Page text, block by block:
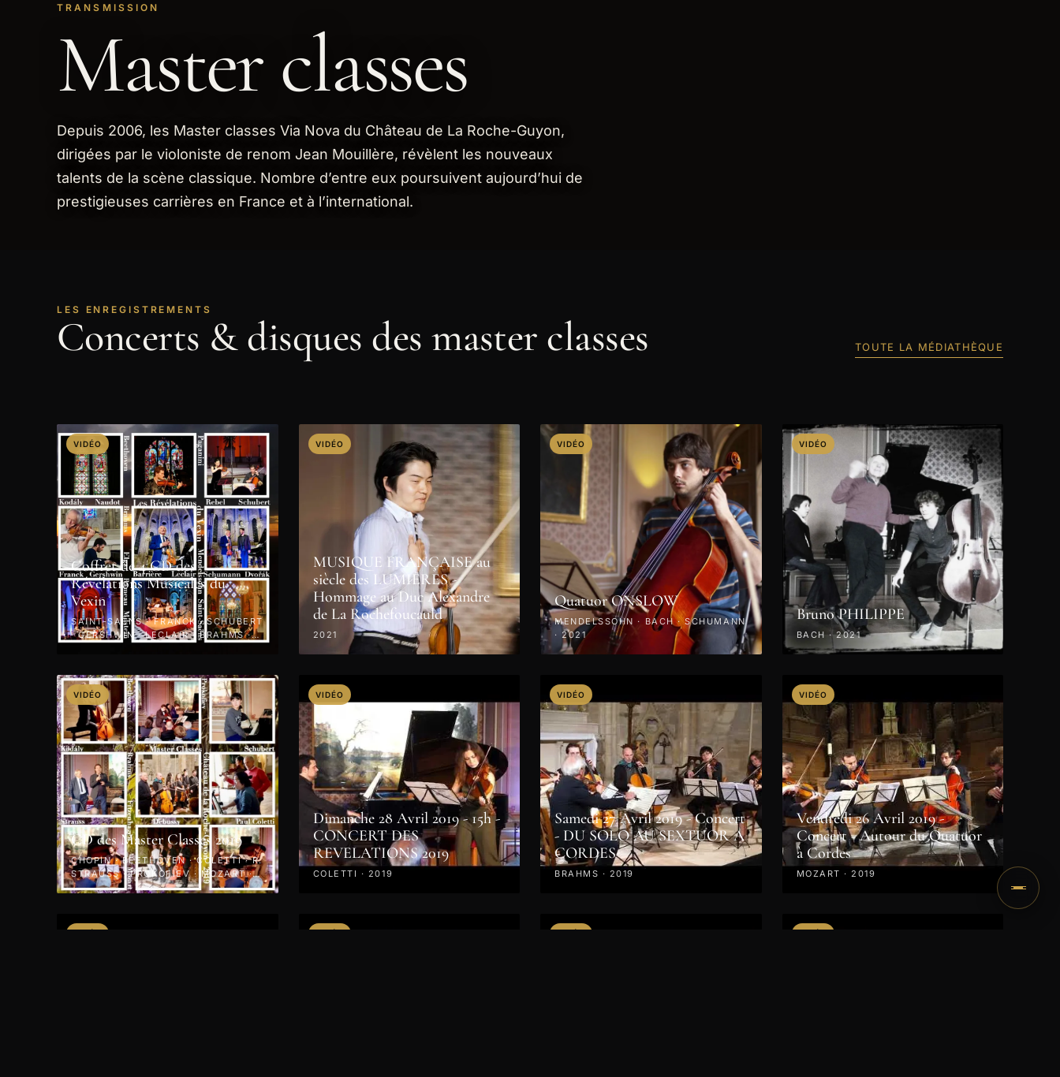
TRANSMISSION
Master classes
Depuis 2006, les Master classes Via Nova du Château de La Roche-Guyon,
dirigées par le violoniste de renom Jean Mouillère, révèlent les nouveaux
talents de la scène classique. Nombre d’entre eux poursuivent aujourd’hui de
prestigieuses carrières en France et à l’international.
LES ENREGISTREMENTS
Concerts & disques des master classes TOUTE LA MÉDIATHÈQUE
VIDÉO
Coffret de 4 CD des
Révélations Musicales du
Vexin
SAINT-SAËNS · FRANCK · SCHUBERT
· GERSHWIN · LECLAIR · BRAHMS ·
VIDÉO
MUSIQUE FRANÇAISE au
siècle des LUMIÈRES -
Hommage au Duc Alexandre
de La Rochefoucauld
2021
VIDÉO
Quatuor ONSLOW
MENDELSSOHN · BACH · SCHUMANN
· 2021
VIDÉO
Bruno PHILIPPE
BACH · 2021
VIDÉO
CD des Master Classes 2019
CHOPIN · BEETHOVEN · COLETTI · R.
STRAUSS · PROKOFIEV · MOZART ·
KODÁLY · 2019
VIDÉO
Dimanche 28 Avril 2019 - 15h -
CONCERT DES
REVELATIONS 2019
COLETTI · 2019
VIDÉO
Samedi 27 Avril 2019 - Concert
- DU SOLO AU SEXTUOR A
CORDES
BRAHMS · 2019
VIDÉO
Vendredi 26 Avril 2019 -
Concert - Autour du Quatuor
à Cordes
MOZART · 2019